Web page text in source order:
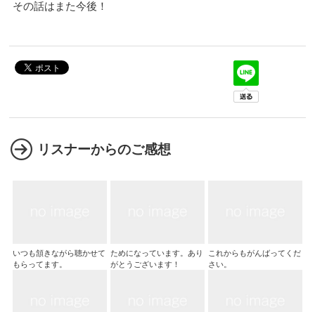
その話はまた今後！
リスナーからのご感想
いつも頷きながら聴かせて
もらってます。
ためになっています。あり
がとうございます！
これからもがんばってくだ
さい。